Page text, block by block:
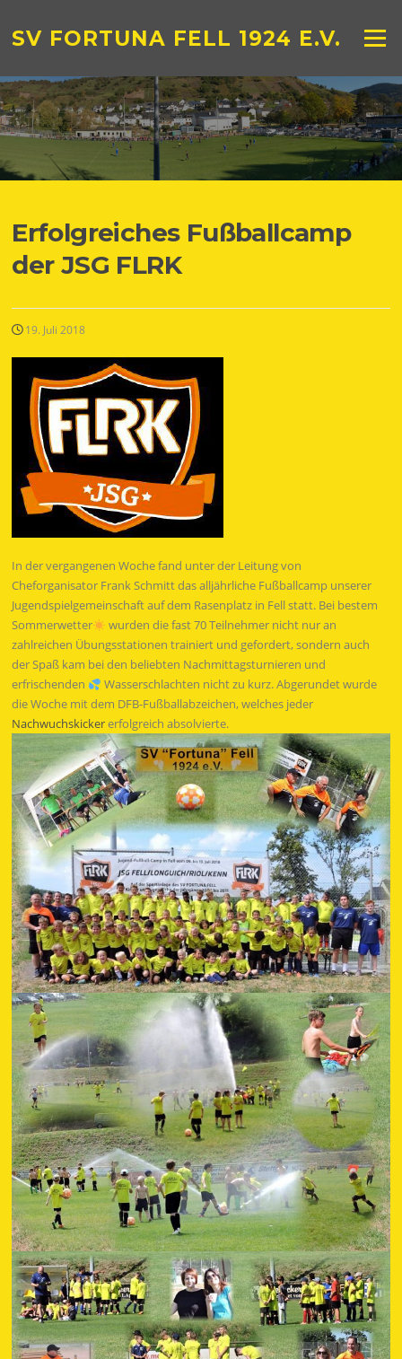
Inhalt
springen
SV FORTUNA FELL 1924 E.V. Menü
Erfolgreiches Fußballcamp
der JSG FLRK
19. Juli 2018
In der vergangenen Woche fand unter der Leitung von
Cheforganisator Frank Schmitt das alljährliche Fußballcamp unserer
Jugendspielgemeinschaft auf dem Rasenplatz in Fell statt. Bei bestem
Sommerwetter
wurden die fast 70 Teilnehmer nicht nur an
zahlreichen Übungsstationen trainiert und gefordert, sondern auch
der Spaß kam bei den beliebten Nachmittagsturnieren und
erfrischenden
Wasserschlachten nicht zu kurz. Abgerundet wurde
die Woche mit dem DFB-Fußballabzeichen, welches jeder
Nachwuchskickererfolgreich absolvierte.